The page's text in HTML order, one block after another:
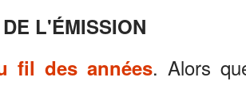
L'ÉMISSION
fil des années. Alors